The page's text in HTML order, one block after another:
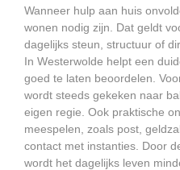
Wanneer hulp aan huis
wonen nodig zijn. Dat geldt
dagelijks steun, structuur of
In Westerwolde helpt een
goed te laten beoordelen.
wordt steeds gekeken naar
eigen regie. Ook praktische
meespelen, zoals post,
contact met instanties. Door
wordt het dagelijks leven